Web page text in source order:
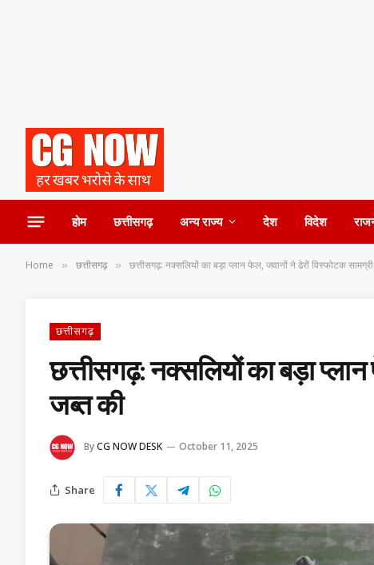
होम छत्तीसगढ़ अन्य राज्य देश विदेश
Home » छत्तीसगढ़ » छत्तीसगढ़: नक्सलियों का बड़ा प्लान फेल, जवानों ने ढेरों विस्फोटक
छत्तीसगढ़
छत्तीसगढ़: नक्सलियों का बड़ा
जब्त की
ByCG NOW DESK October 11, 2025
Share